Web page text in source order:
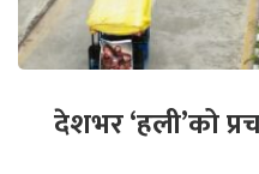
देशभर ‘हली’को